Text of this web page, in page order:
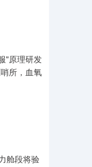
"原理研发
所，血氧
舱段将验